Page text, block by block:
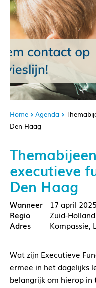
Home Agenda
Den Haag
executieve
Den Haag
17 april 2025
Zuid-Holland
Kompassie,
Wat zijn Executieve
ermee in het dagelijks
belangrijk om hierop in